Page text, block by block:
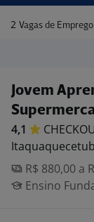
2 Vagas de Emprego de
Jovem
4,1
R$ 880,00 a
Ensino